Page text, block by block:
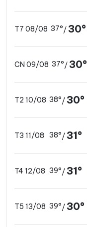
T7 08/08 37°/30°
CN 09/08 37°/30°
T2 10/08 38°/30°
T3 11/08 38°/31°
T4 12/08 39°/31°
T5 13/08 39°/30°